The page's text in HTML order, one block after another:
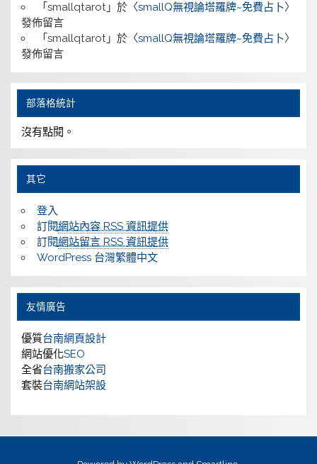
「 smallqtarot」於〈smallQ無視論塔羅牌~免費占卜〉
發佈留言
「 smallqtarot」於〈smallQ無視論塔羅牌~免費占卜〉
發佈留言
部落格統計
沒有點閱。
其它
登入
訂閱網站內容 RSS 資訊提供
訂閱網站留言 RSS 資訊提供
WordPress 台灣繁體中文
友情廣告
優質台南網頁設計
網站優化SEO
全省台南搬家公司
套裝台南網站架設